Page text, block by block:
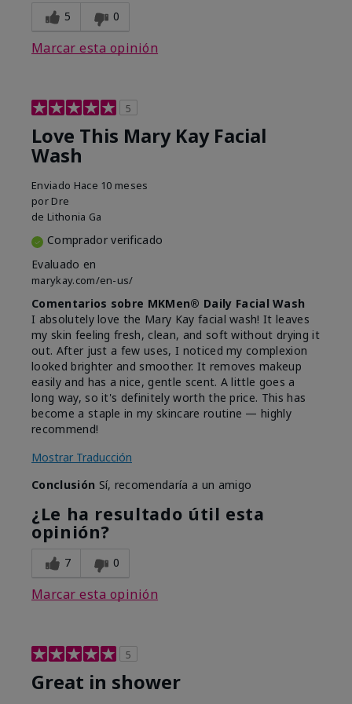
5 0
Marcar esta opinión
5
Love This Mary Kay Facial
Wash
Enviado Hace 10 meses
por Dre
de Lithonia Ga
Comprador verificado
Evaluado en
marykay.com/en-us/
Comentarios sobre MKMen® Daily Facial Wash
I absolutely love the Mary Kay facial wash! It leaves
my skin feeling fresh, clean, and soft without drying it
out. After just a few uses, I noticed my complexion
looked brighter and smoother. It removes makeup
easily and has a nice, gentle scent. A little goes a
long way, so it's definitely worth the price. This has
become a staple in my skincare routine — highly
recommend!
Mostrar Traducción
Conclusión Sí, recomendaría a un amigo
¿Le ha resultado útil esta
opinión?
7 0
Marcar esta opinión
5
Great in shower